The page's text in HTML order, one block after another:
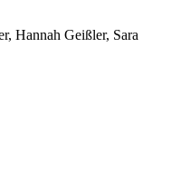
Hannah Geißler, Sara